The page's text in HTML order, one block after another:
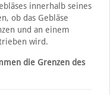
innerhalb seines
ob das Gebläse
und an einem
wird.
die Grenzen des